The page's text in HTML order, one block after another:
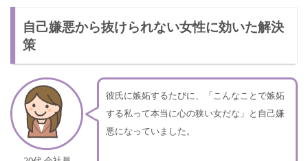
自己嫌悪から抜けられない女性に効いた解決
策
彼氏に嫉妬するたびに、「こんなことで嫉妬
する私って本当に心の狭い女だな」と自己嫌
悪になっていました。